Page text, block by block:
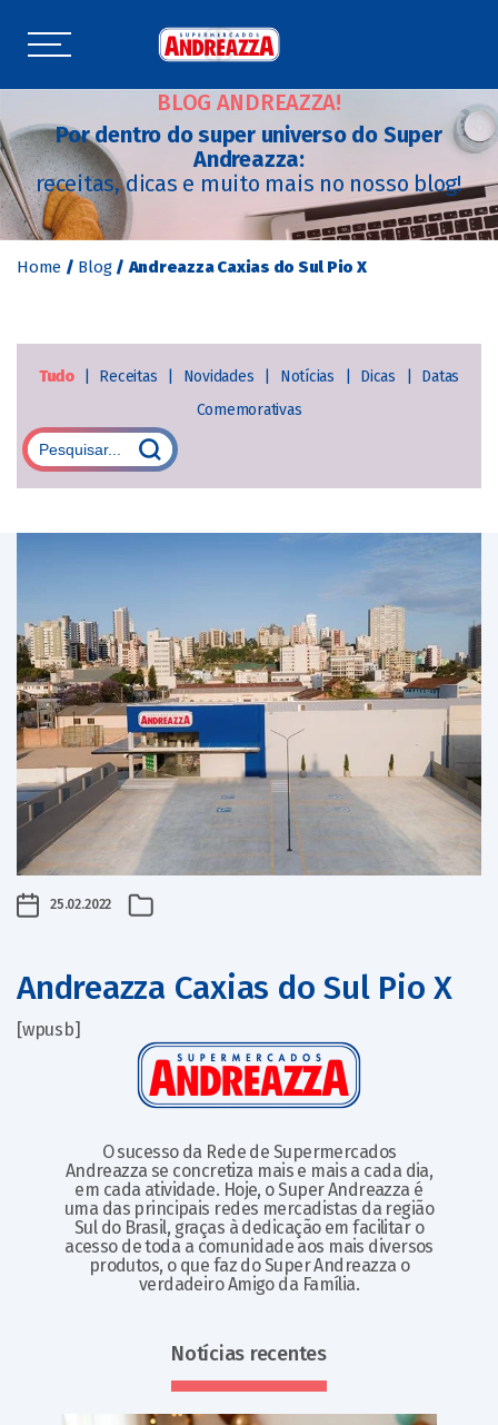
BLOG ANDREAZZA!
Por dentro do super universo do Super
Andreazza:
receitas, dicas e muito mais no nosso blog!
Home / Blog / Andreazza Caxias do Sul Pio X
Tudo Receitas Novidades Notícias Dicas
Datas
Comemorativas
25.02.2022
Andreazza Caxias do Sul Pio X
[wpusb]
O sucesso da Rede de Supermercados
Andreazza se concretiza mais e mais a cada dia,
em cada atividade. Hoje, o Super Andreazza é
uma das principais redes mercadistas da região
Sul do Brasil, graças à dedicação em facilitar o
acesso de toda a comunidade aos mais diversos
produtos, o que faz do Super Andreazza o
verdadeiro Amigo da Família.
Notícias recentes